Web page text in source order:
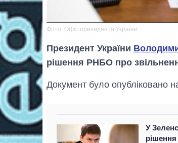
Фото: Офіс президента України
Президент України
рішення РНБО про
Документ було опубліковано
У
рішення